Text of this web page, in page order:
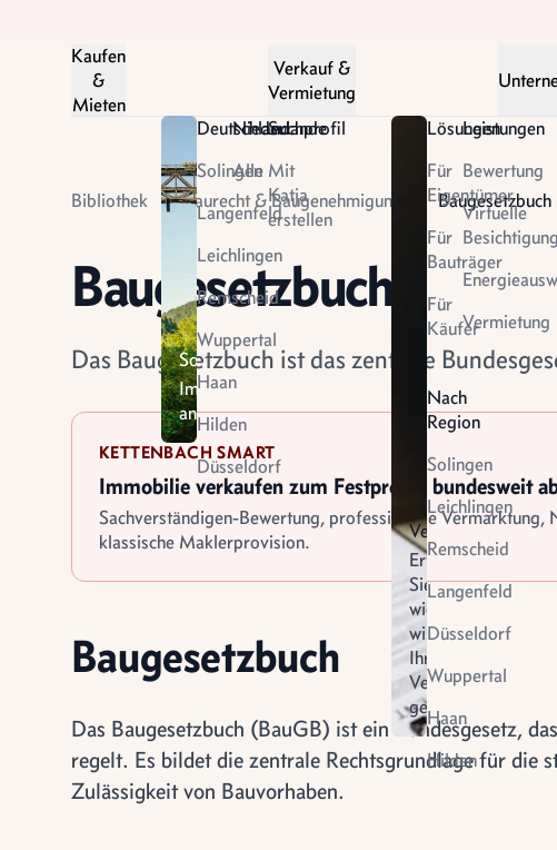
Kaufen
&
Mieten
Solingen
Immobilien
ansehen
Niederlande
Das
Land
der
Tulpen
entdecken
Deutschland
Solingen
Langenfeld
Leichlingen
Remscheid
Wuppertal
Haan
Hilden
Düsseldorf
Niederlande
Alle
Suchprofil
Mit
Katja
erstellen
Verkauf &
Vermietung
Verkauf
Erfahren
Sie
wie
wir
Ihren
Verkauf
gestalten
Vermietung
Virtuelle
Besichtigung
Lösungen
Für
Eigentümer
Für
Bauträger
Für
Käufer
Nach
Region
Solingen
Leichlingen
Remscheid
Langenfeld
Düsseldorf
Wuppertal
Haan
Hilden
Leistungen
Bewertung
Virtuelle
Besichtigung
Vermietung
Bibliothek Baurecht & Baugenehmigung Baugesetzbuch
Baugesetzbuch
Das Baugesetzbuch ist das zentrale
KETTENBACH SMART
Immobilie verkaufen zum Festpreis - bundesweit
Sachverständigen-Bewertung, professionelle
klassische Maklerprovision.
Baugesetzbuch
Das Baugesetzbuch (BauGB) ist ein Bundesgesetz,
regelt. Es bildet die zentrale Rechtsgrundlage für die
Zulässigkeit von Bauvorhaben.